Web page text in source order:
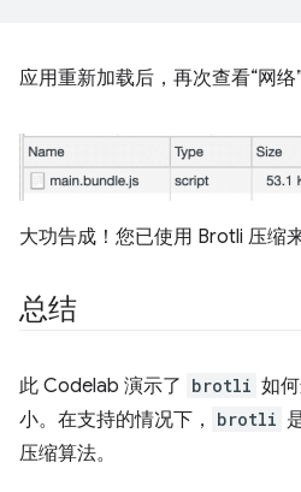
应用重新加载后，再次查看“网络”
大功告成！您已使用 Brotli 压缩
总结
此 Codelab 演示了 brotli 如
小。在支持的情况下，
brotli
压缩算法。